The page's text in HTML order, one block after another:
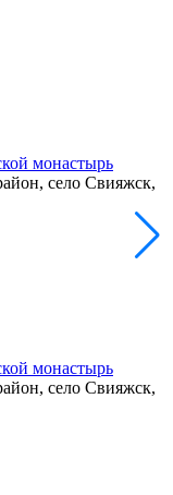
монастырь
село Свияжск,
монастырь
село Свияжск,